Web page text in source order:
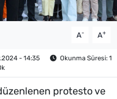
A- A+
- 14:35
Okunma Süresi: 1
protesto ve